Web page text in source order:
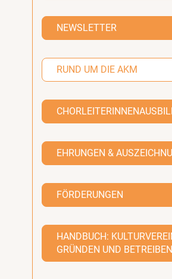
NEWSLETTER
RUND UM DIE AKM
EHRUNGEN &
FÖRDERUNGEN
HANDBUCH:
GRÜNDEN UND BETREIBEN